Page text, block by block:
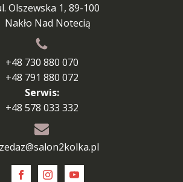
Olszewska 1, 89-100
Nakło Nad Notecią
+48 730 880 070
+48 791 880 072
Serwis:
+48 578 033 332